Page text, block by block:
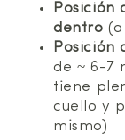
Posición
dentro
Posición
de ~ 6-7
tiene
cuello y
mismo)